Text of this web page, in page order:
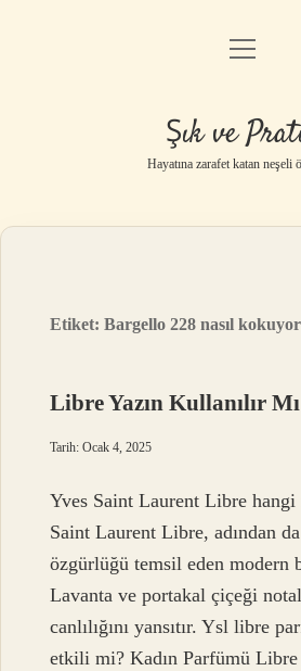
Anasayfa
Yasal Uyarı
menüyü
Şık ve
Hayatına zarafet katan neşeli
Etiket:Bargello 228 nasıl kokuyor
Libre Yazın Kullanılır Mı
Tarih: Ocak 4, 2025
Yves Saint Laurent Libre hangi
Saint Laurent Libre, adından
özgürlüğü temsil eden modern
Lavanta ve portakal çiçeği
canlılığını yansıtır. Ysl libre
etkili mi? Kadın Parfümü